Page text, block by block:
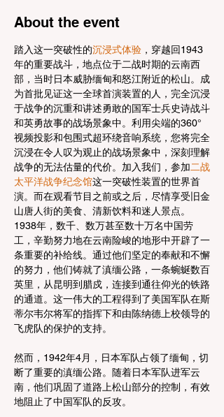
About the event
踏入这一突破性的沉浸式体验 ，穿越回1943
年的重要战斗，地点位于二战时期的云南西
部，当时日本威胁缅甸和怒江附近的松山。成
为首批见证这一全球首演装置的人，完全沉浸
于战争的沉重和讲述勇敢的国军士兵史诗战斗
和英勇故事的战场景象中。利用尖端的360°
视频投影和包围式超环绕音响系统，您将完全
沉浸在令人叹为观止的战场景象中，深刻理解
战争的无法估量的代价。加入我们，参加二战
太平洋战争纪念馆这一突破性装置的世界首
演。而在观看节目之前或之后，尽情享受旧金
山唐人街的美食、清新饮料和迷人景点。
1938年，数千、数万甚至数十万名中国劳
工，辛勤努力地在云南险峻的地形中开辟了一
条重要的补给线。通过他们坚定的奉献和不懈
的努力，他们铸就了滇缅公路，一条蜿蜒数百
英里，从昆明到腊戍，连接到通往仰光的铁路
的通道。这一伟大的工程得到了美国军队在斯
蒂尔韦尔将军的指挥下和由陈纳德上校领导的
飞虎队的保护的支持。
然而，1942年4月，日本军队占领了缅甸，切
断了重要的滇缅公路。随着日本军队进军云
南，他们巩固了道路上松山部分的控制，有效
地阻止了中国军队的反攻。